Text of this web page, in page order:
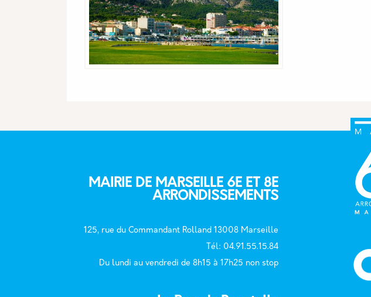
MAIRIE DE MARSEILLE 6E ET 8E
ARRONDISSEMENTS
125, rue du Commandant Rolland 13008 Marseille
Tél: 04.91.55.15.84
Du lundi au vendredi de 8h15 à 17h25 non stop